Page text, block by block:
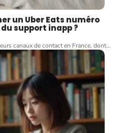
un Uber Eats numéro
support inapp ?
canaux de contact en France, dont…